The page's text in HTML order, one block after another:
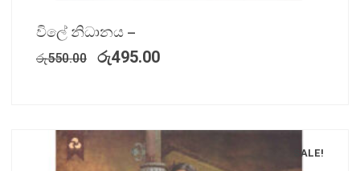
විලේ නිධානය –
රු550.00 රු495.00
SALE!